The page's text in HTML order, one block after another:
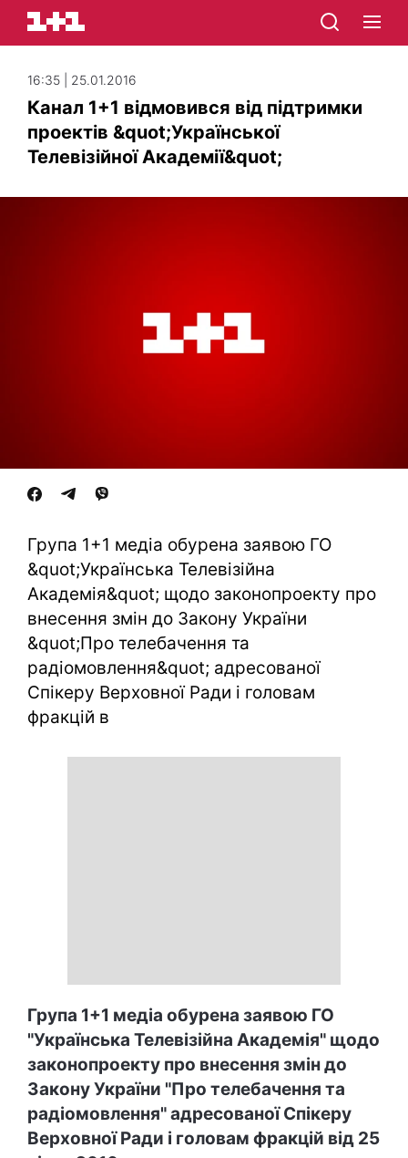
16:35 | 25.01.2016
Канал 1+1 відмовився від підтримки
проектів &quot;Української
Телевізійної Академії&quot;
Група 1+1 медіа обурена заявою ГО
&quot;Українська Телевізійна
Академія&quot; щодо законопроекту про
внесення змін до Закону України
&quot;Про телебачення та
радіомовлення&quot; адресованої
Спікеру Верховної Ради і головам
фракцій в
Група 1+1 медіа обурена заявою ГО
"Українська Телевізійна Академія" щодо
законопроекту про внесення змін до
Закону України "Про телебачення та
радіомовлення" адресованої Спікеру
Верховної Ради і головам фракцій від 25